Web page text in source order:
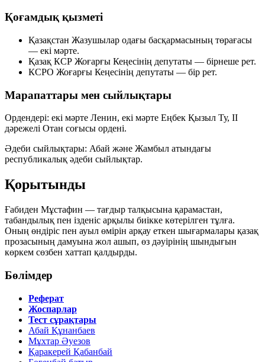
Қоғамдық қызметі
Қазақстан Жазушылар одағы басқармасының төрағасы
— екі мәрте.
Қазақ КСР Жоғарғы Кеңесінің депутаты — бірнеше рет.
КСРО Жоғарғы Кеңесінің депутаты — бір рет.
Марапаттары мен сыйлықтары
Ордендері: екі мәрте Ленин, екі мәрте Еңбек Қызыл Ту, II
дәрежелі Отан соғысы ордені.
Әдеби сыйлықтары: Абай және Жамбыл атындағы
республикалық әдеби сыйлықтар.
Қорытынды
Ғабиден Мұстафин — тағдыр талқысына қарамастан,
табандылық пен ізденіс арқылы биікке көтерілген тұлға.
Оның өндіріс пен ауыл өмірін арқау еткен шығармалары қазақ
прозасының дамуына жол ашып, өз дәуірінің шындығын
көркем сөзбен хаттап қалдырды.
Бөлімдер
Реферат
Жоспарлар
Тест сұрақтары
Абай Құнанбаев
Мұхтар Әуезов
Қаракерей Қабанбай